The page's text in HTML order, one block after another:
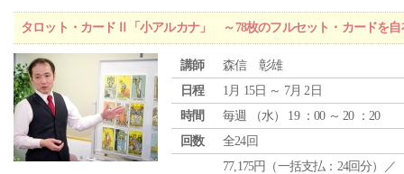
タロット・カードⅡ「小アルカナ」 ～78枚のフルセット・カードを自
講師
森信 彰雄
日程
1月 15日 ～ 7月 2日
時間
毎週 （水） 19 ：00 ～ 20 ：20
回数
全24回
77,175円（一括支払：24回分）／